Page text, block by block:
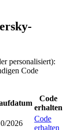
personalisiert):
Code
Code
erhalten
2026
Code
erhalten